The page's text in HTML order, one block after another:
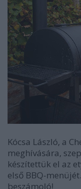
Kócsa László, a
meghívására,
készítettük el az
első BBQ-
beszámoló!